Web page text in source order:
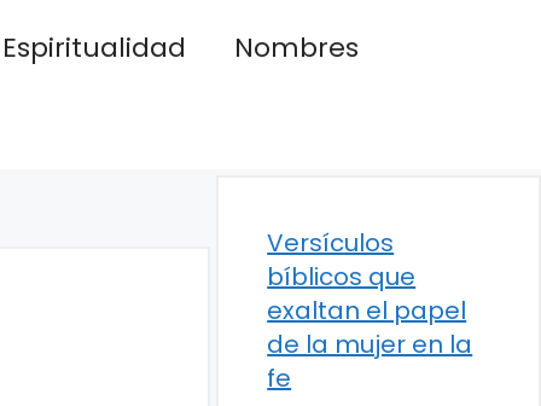
Espiritualidad
Nombres
Versículos
bíblicos que
exaltan el papel
de la mujer en la
fe